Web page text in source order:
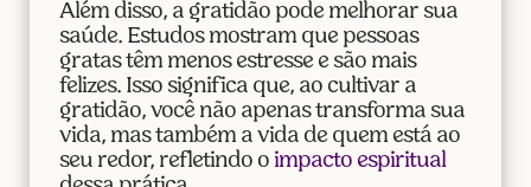
Além disso, a gratidão pode melhorar sua
saúde. Estudos mostram que pessoas
gratas têm menos estresse e são mais
felizes. Isso significa que, ao cultivar a
gratidão, você não apenas transforma sua
vida, mas também a vida de quem está ao
seu redor, refletindo o impacto espiritual